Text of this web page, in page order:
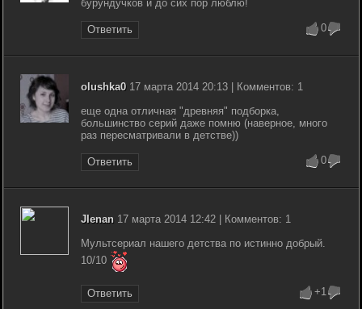
бурундучков и до сих пор люблю!
Ответить 0
olushka017 марта 2014 20:13 | Комментов: 1
еще одна отличная "древняя" подборка,
большинство серий даже помню (наверное, много
раз пересматривали в детстве))
Ответить 0
JIenan 17 марта 2014 12:42 | Комментов: 1
Мультсериал нашего детства по истинно добрый.
10/10
Ответить +1